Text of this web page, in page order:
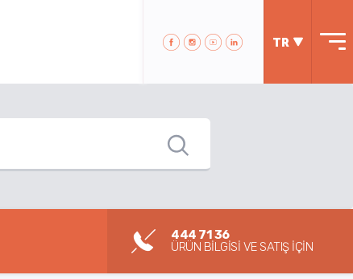
TR
444 71 36
ÜRÜN BİLGİSİ VE SATIŞ İÇİN